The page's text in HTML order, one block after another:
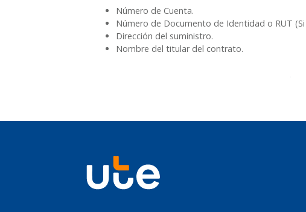
Número de Cuenta.
Número de Documento de Identidad o RUT
Dirección del suministro.
Nombre del titular del contrato.